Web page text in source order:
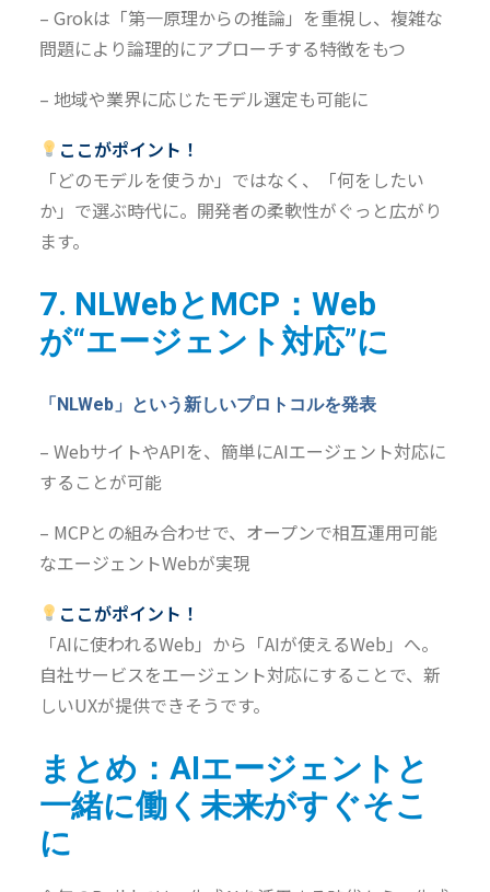
– Grokは「第一原理からの推論」を重視し、複雑な
問題により論理的にアプローチする特徴をもつ
– 地域や業界に応じたモデル選定も可能に
ここがポイント！
「どのモデルを使うか」ではなく、「何をしたい
か」で選ぶ時代に。開発者の柔軟性がぐっと広がり
ます。
7. NLWebとMCP：Web
が“エージェント対応”に
「NLWeb」 という新しいプロトコルを発表
– WebサイトやAPIを、簡単にAIエージェント対応に
することが可能
– MCPとの組み合わせで、オープンで相互運用可能
なエージェントWebが実現
ここがポイント！
「AIに使われるWeb」から「AIが使えるWeb」へ。
自社サービスをエージェント対応にすることで、新
しいUXが提供できそうです。
まとめ：AIエージェントと
一緒に働く未来がすぐそこ
に